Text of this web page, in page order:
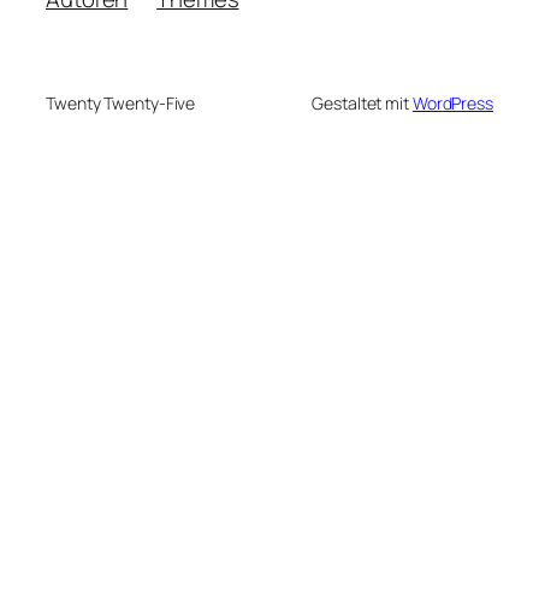
Twenty Twenty-Five Gestaltet mitWordPress